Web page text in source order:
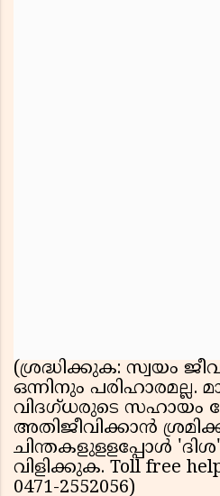
(ശ്രദ്ധിക്കുക: സ്വയം
ഒന്നിനും പരിഹാരമല്ല.
വിദഗ്ധരുടെ സഹായം
അതിജീവിക്കാന്‍
ചിന്തകളുളളപ്പോള്‍
വിളിക്കുക. Toll free
0471-2552056)